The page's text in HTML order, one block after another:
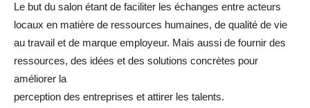
Le but du salon étant de faciliter les échanges entre acteurs
locaux en matière de ressources humaines, de qualité de vie
au travail et de marque employeur. Mais aussi de fournir des
ressources, des idées et des solutions concrètes pour
améliorer la
perception des entreprises et attirer les talents.